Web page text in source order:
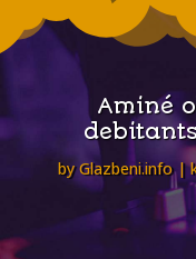
Aminé
byGlazbeni.info